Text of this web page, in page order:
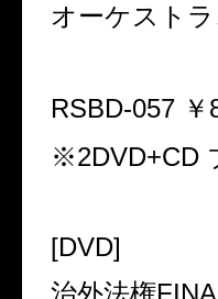
オーケストラ
RSBD-057 ￥
※2DVD+CD
[DVD]